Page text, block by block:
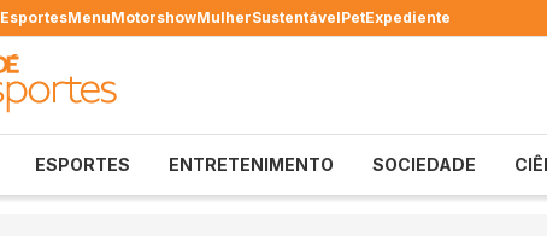
EsportesMenuMotorshowMulherSustentávelPetExpediente
ESPORTES ENTRETENIMENTO SOCIEDADE